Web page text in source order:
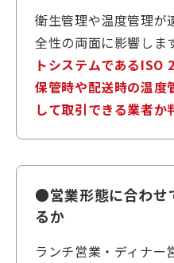
衛生管理や温度管理が
全性の両面に影響しま
トシステムであるISO
保管時や配送時の温度
して取引できる業者か
●営業形態に合わせ
るか
ランチ営業・ディナー